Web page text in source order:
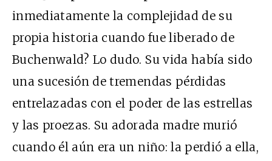
inmediatamente la complejidad de su
propia historia cuando fue liberado de
Buchenwald? Lo dudo. Su vida había sido
una sucesión de tremendas pérdidas
entrelazadas con el poder de las estrellas
y las proezas. Su adorada madre murió
cuando él aún era un niño: la perdió a ella,